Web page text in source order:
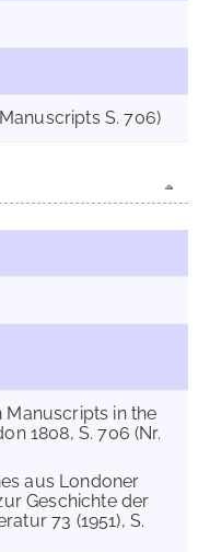
S. 706)
in the
1808, S. 706 (Nr.
aus Londoner
Geschichte der
73 (1951), S.